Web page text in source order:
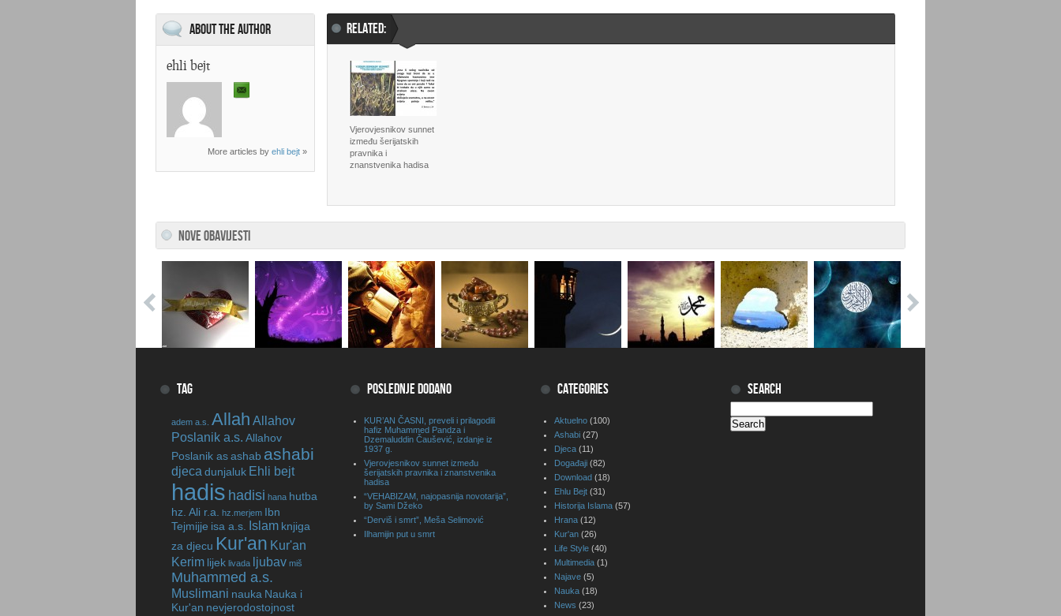
About the Author
ehli bejt
More articles by ehli bejt »
RELATED:
Vjerovjesnikov sunnet
između šerijatskih
pravnika i
znanstvenika hadisa
NOVE OBAVIJESTI
TAG
adem a.s. Allah Allahov
Poslanik a.s. Allahov
Poslanik asashab ashabi
djeca dunjaluk Ehli bejt
hadis hadisi hana hutba
hz. Ali r.a.
hz.merjem Ibn
Tejmijje isa a.s. Islam knjiga
za djecu Kur'an Kur'an
Kerim lijek livada ljubav miš
Muhammed a.s.
Muslimani nauka Nauka i
Kur'an nevjerodostojnost
POSLEDNJE DODANO
KUR’AN ČASNI, preveli i prilagodili
hafiz Muhammed Pandza i
Dzemaluddin Čaušević, izdanje iz
1937 g.
Vjerovjesnikov sunnet između
šerijatskih pravnika i znanstvenika
hadisa
“VEHABIZAM, najopasnija novotarija”,
by Sami Džeko
“Derviš i smrt”, Meša Selimović
Ilhamijin put u smrt
CATEGORIES
Aktuelno (100)
Ashabi (27)
Djeca (11)
Događaji (82)
Download (18)
Ehlu Bejt (31)
Historija Islama (57)
Hrana (12)
Kur'an (26)
Life Style (40)
Multimedia (1)
Najave (5)
Nauka (18)
News (23)
SEARCH